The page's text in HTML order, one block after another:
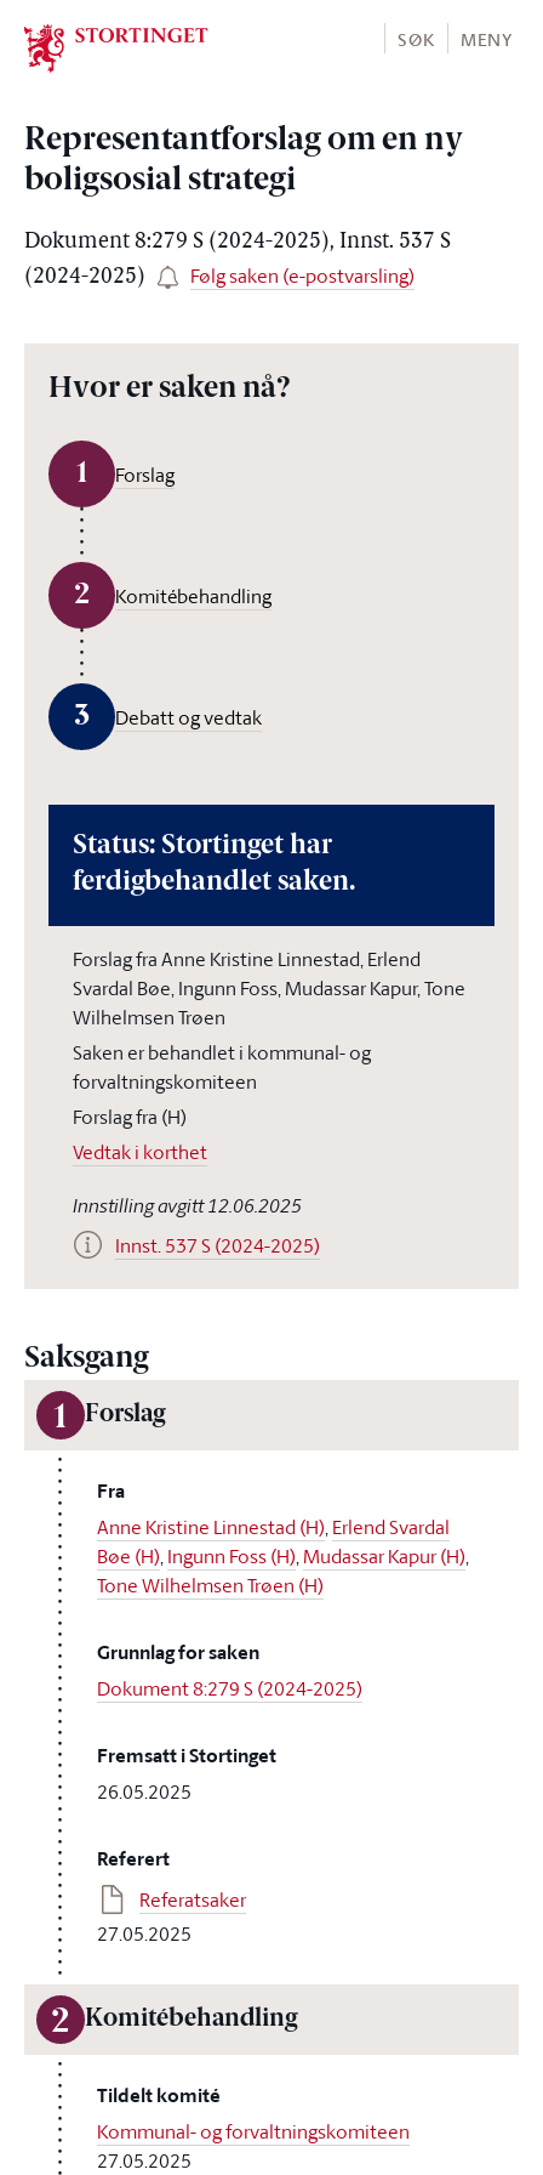
Stortinget.no
SØK MENY
Representantforslag om en ny
boligsosial strategi
Dokument 8:279 S (2024-2025), Innst. 537 S
(2024-2025)
Følg saken (e-postvarsling)
Hvor er saken nå?
1 Forslag
2 Komitébehandling
3 Debatt og vedtak
Status: Stortinget har
ferdigbehandlet saken.
Forslag fra Anne Kristine Linnestad, Erlend
Svardal Bøe, Ingunn Foss, Mudassar Kapur, Tone
Wilhelmsen Trøen
Saken er behandlet i kommunal- og
forvaltningskomiteen
Forslag fra (H)
Vedtak i korthet
Innstilling avgitt 12.06.2025
Innst. 537 S (2024-2025)
Saksgang
1 Forslag
Fra
Anne Kristine Linnestad (H),Erlend Svardal
Bøe (H),Ingunn Foss (H),Mudassar Kapur (H),
Tone Wilhelmsen Trøen (H)
Grunnlag for saken
Dokument 8:279 S (2024-2025)
Fremsatt i Stortinget
26.05.2025
Referert
Referatsaker
27.05.2025
2 Komitébehandling
Tildelt komité
Kommunal- og forvaltningskomiteen
27.05.2025